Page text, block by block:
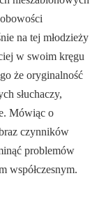
na tej młodzieży
w swoim kręgu
że oryginalność
słuchaczy,
Mówiąc o
czynników
problemów
współczesnym.